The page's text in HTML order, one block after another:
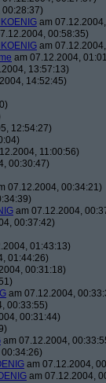
am
00:58:35)
am
am 07.12.2004,
13:57:13)
14:52:45)
12:54:27)
11:00:56)
00:30:47)
07.12.2004, 00:34:21)
am 07.12.2004,
00:37:42)
01:43:13)
01:44:26)
00:31:18)
am 07.12.2004,
00:33:55)
00:31:44)
am 07.12.2004,
am 07.12.2004,
am 07.12.2004,